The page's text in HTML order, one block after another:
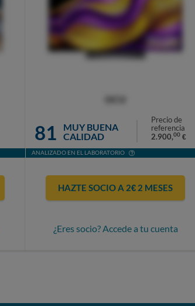
81
MUY BUENA
CALIDAD
Precio de
referencia
2.900,00 €
ANALIZADO EN EL LABORATORIO
HAZTE SOCIO A 2€ 2 MESES
¿Eres socio? Accede a tu cuenta